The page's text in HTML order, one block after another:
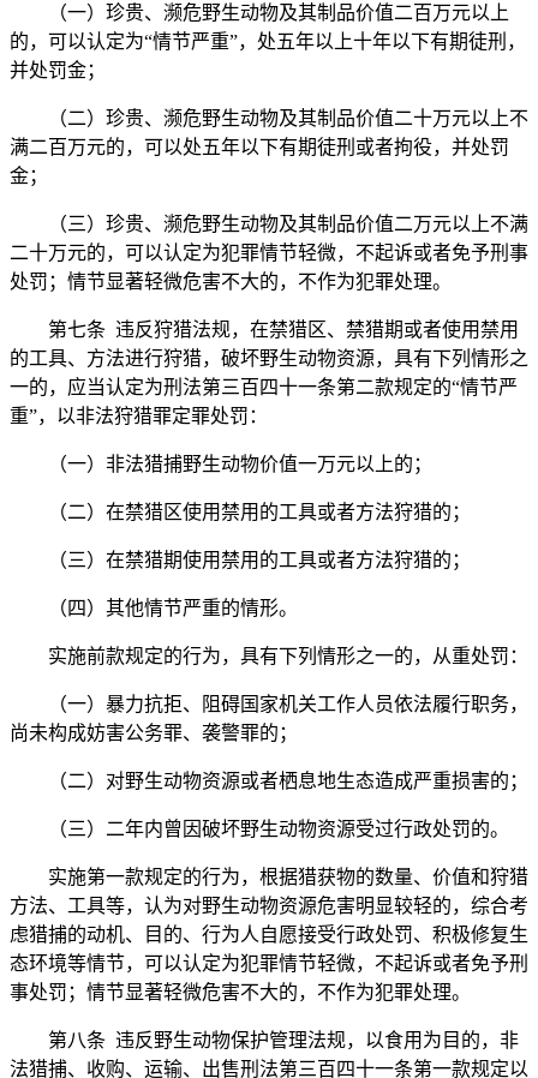
（一）珍贵、濒危野生动物及其制品价值二百万元以上
的，可以认定为“情节严重”，处五年以上十年以下有期徒刑，
并处罚金；
（二）珍贵、濒危野生动物及其制品价值二十万元以上不
满二百万元的，可以处五年以下有期徒刑或者拘役，并处罚
金；
（三）珍贵、濒危野生动物及其制品价值二万元以上不满
二十万元的，可以认定为犯罪情节轻微，不起诉或者免予刑事
处罚；情节显著轻微危害不大的，不作为犯罪处理。
第七条 违反狩猎法规，在禁猎区、禁猎期或者使用禁用
的工具、方法进行狩猎，破坏野生动物资源，具有下列情形之
一的，应当认定为刑法第三百四十一条第二款规定的“情节严
重”，以非法狩猎罪定罪处罚：
（一）非法猎捕野生动物价值一万元以上的；
（二）在禁猎区使用禁用的工具或者方法狩猎的；
（三）在禁猎期使用禁用的工具或者方法狩猎的；
（四）其他情节严重的情形。
实施前款规定的行为，具有下列情形之一的，从重处罚：
（一）暴力抗拒、阻碍国家机关工作人员依法履行职务，
尚未构成妨害公务罪、袭警罪的；
（二）对野生动物资源或者栖息地生态造成严重损害的；
（三）二年内曾因破坏野生动物资源受过行政处罚的。
实施第一款规定的行为，根据猎获物的数量、价值和狩猎
方法、工具等，认为对野生动物资源危害明显较轻的，综合考
虑猎捕的动机、目的、行为人自愿接受行政处罚、积极修复生
态环境等情节，可以认定为犯罪情节轻微，不起诉或者免予刑
事处罚；情节显著轻微危害不大的，不作为犯罪处理。
第八条 违反野生动物保护管理法规，以食用为目的，非
法猎捕、收购、运输、出售刑法第三百四十一条第一款规定以